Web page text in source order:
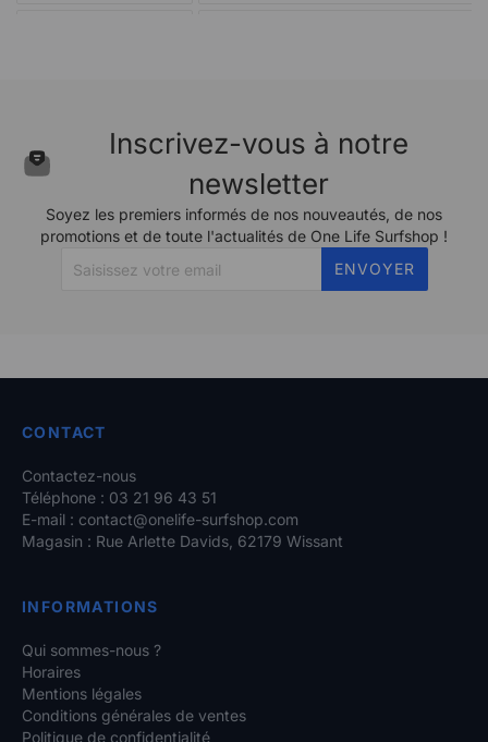
Windsurf promotions Wing promotions
Inscrivez-vous à notre
newsletter
Soyez les premiers informés de nos nouveautés, de nos
promotions et de toute l'actualités de One Life Surfshop !
ENVOYER
CONTACT
Contactez-nous
Téléphone : 03 21 96 43 51
E-mail : contact@onelife-surfshop.com
Magasin : Rue Arlette Davids, 62179 Wissant
INFORMATIONS
Qui sommes-nous ?
Horaires
Mentions légales
Conditions générales de ventes
Politique de confidentialité